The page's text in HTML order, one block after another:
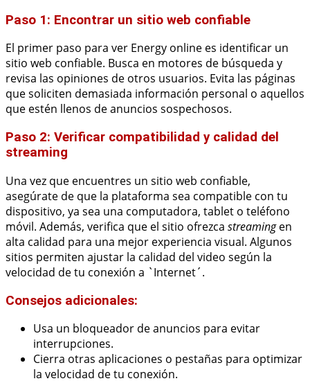
Paso 1: Encontrar un sitio web confiable
El primer paso para ver Energy online es identificar un
sitio web confiable. Busca en motores de búsqueda y
revisa las opiniones de otros usuarios. Evita las páginas
que soliciten demasiada información personal o aquellos
que estén llenos de anuncios sospechosos.
Paso 2: Verificar compatibilidad y calidad del
streaming
Una vez que encuentres un sitio web confiable,
asegúrate de que la plataforma sea compatible con tu
dispositivo, ya sea una computadora, tablet o teléfono
móvil. Además, verifica que el sitio ofrezca streamingen
alta calidad para una mejor experiencia visual. Algunos
sitios permiten ajustar la calidad del video según la
velocidad de tu conexión a `Internet´.
Consejos adicionales:
Usa un bloqueador de anuncios para evitar
interrupciones.
Cierra otras aplicaciones o pestañas para optimizar
la velocidad de tu conexión.